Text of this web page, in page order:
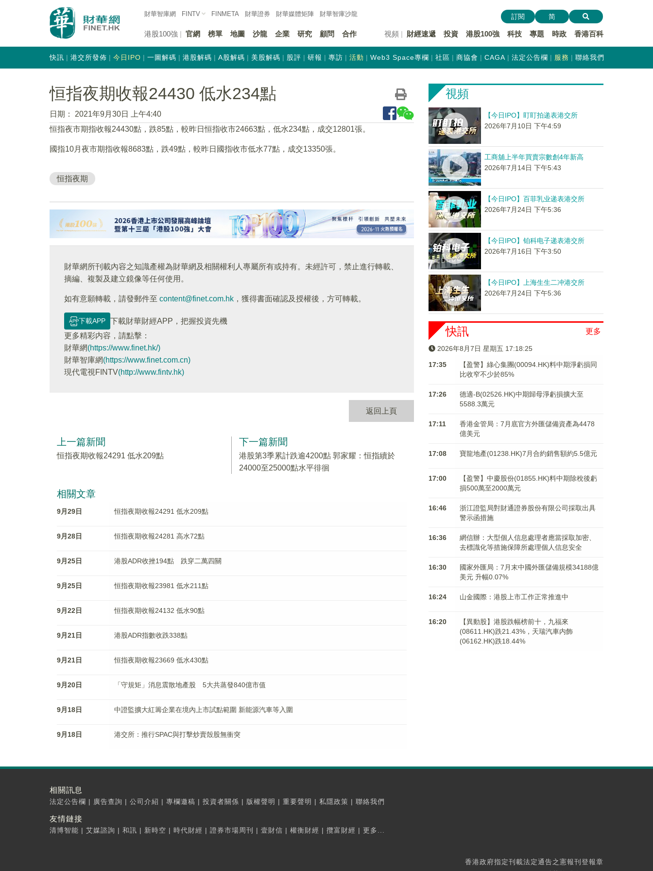
財華智庫網 FINTV FINMETA 財華證券 財華媒體矩陣 財華智庫沙龍
港股100強 官網 榜單 地圖 沙龍 企業 研究 顧問 合作 視頻 財經速遞 投資 港股100強 科技 專題 時政 香港百科
訂閱 简
快訊 港交所發佈 今日IPO 一圖解碼 港股解碼 A股解碼 美股解碼 股評 研報 專訪 活動 Web3 Space專欄 社區 商協會 CAGA 法定公告欄 服務 聯絡我們
恒指夜期收報24430 低水234點
日期：
2021年9月30日 上午4:40
恒指夜市期指收報24430點，跌85點，較昨日恒指收市24663點，低水234點，成交12801張。
國指10月夜市期指收報8683點，跌49點，較昨日國指收市低水77點，成交13350張。
恒指夜期
財華網所刊載內容之知識產權為財華網及相關權利人專屬所有或持有。未經許可，禁止進行轉載、
摘編、複製及建立鏡像等任何使用。
如有意願轉載，請發郵件至 content@finet.com.hk ，獲得書面確認及授權後，方可轉載。
下載APP
下載財華財經APP，把握投資先機
更多精彩内容，請點擊：
財華網(https://www.finet.hk/)
財華智庫網(https://www.finet.com.cn)
現代電視FINTV(http://www.fintv.hk)
返回上頁
上一篇新聞
恒指夜期收報24291 低水209點
下一篇新聞
港股第3季累計跌逾4200點 郭家耀：恒指續於
24000至25000點水平徘徊
相關文章
9月29日 恒指夜期收報24291 低水209點
9月28日 恒指夜期收報24281 高水72點
9月25日 港股ADR收挫194點 跌穿二萬四關
9月25日 恒指夜期收報23981 低水211點
9月22日 恒指夜期收報24132 低水90點
9月21日 港股ADR指數收跌338點
9月21日 恒指夜期收報23669 低水430點
9月20日 「守規矩」消息震散地產股 5大共蒸發840億市值
9月18日 中證監擴大紅籌企業在境內上市試點範圍 新能源汽車等入圍
9月18日 港交所：推行SPAC與打擊炒賣殼股無衝突
視頻
【今日IPO】盯盯拍递表港交所
2026年7月10日 下午4:59
工商舖上半年買賣宗數創4年新高
2026年7月14日 下午5:43
【今日IPO】百菲乳业递表港交所
2026年7月24日 下午5:36
【今日IPO】铂科电子递表港交所
2026年7月16日 下午3:50
【今日IPO】上海生生二冲港交所
2026年7月24日 下午5:36
更多
快訊
2026年8月7日 星期五 17:18:26
17:35
【盈警】綠心集團(00094.HK)料中期淨虧損同
比收窄不少於85%
17:26
德適-B(02526.HK)中期歸母淨虧損擴大至
5588.3萬元
17:11
香港金管局：7月底官方外匯儲備資產為4478
億美元
17:08 寶龍地產(01238.HK)7月合約銷售額約5.5億元
17:00
【盈警】中慶股份(01855.HK)料中期除稅後虧
損500萬至2000萬元
16:46
浙江證監局對財通證券股份有限公司採取出具
警示函措施
16:36
網信辦：大型個人信息處理者應當採取加密、
去標識化等措施保障所處理個人信息安全
16:30
國家外匯局：7月末中國外匯儲備規模34188億
美元 升幅0.07%
16:24 山金國際：港股上市工作正常推進中
16:20
【異動股】港股跌幅榜前十，九福來
(08611.HK)跌21.43%，天瑞汽車内飾
(06162.HK)跌18.44%
相關訊息
法定公告欄 | 廣告查詢 | 公司介紹 | 專欄邀稿 | 投資者關係 | 版權聲明 | 重要聲明 | 私隱政策 | 聯絡我們
友情鏈接
清博智能 | 艾媒諮詢 | 和訊 | 新時空 | 時代財經 | 證券市場周刊 | 壹財信 | 權衡財經 | 攬富財經 | 更多...
香港政府指定刊載法定通告之憲報刊登報章